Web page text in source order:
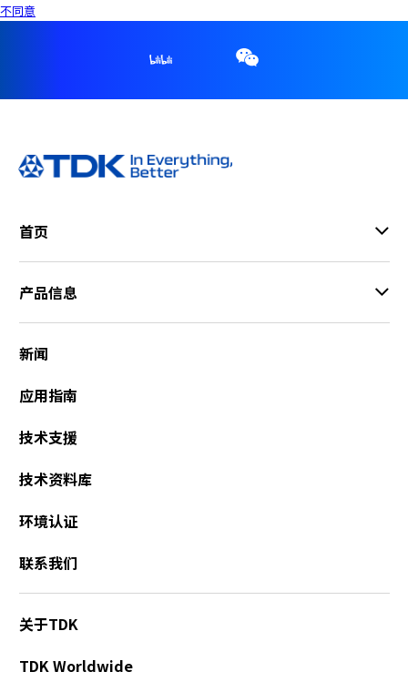
不同意
首页
产品信息
新闻
应用指南
技术支援
技术资料库
环境认证
联系我们
关于TDK
TDK Worldwide